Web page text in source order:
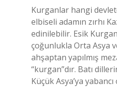
Kurganlar hangi
elbiseli adamın zırhı
edinilebilir. Esik
çoğunlukla Orta Asya
ahşaptan yapılmış
“kurgan”dır. Batı
Küçük Asya’ya